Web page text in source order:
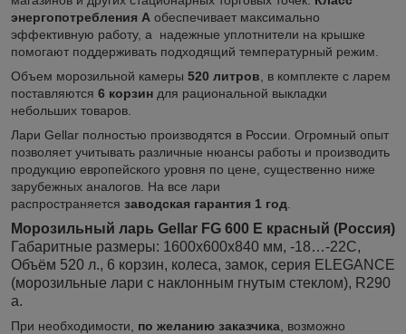
энергопотребления А обеспечивает максимально
эффективную работу, а надежные уплотнители на крышке
помогают поддерживать подходящий температурный режим.
Объем морозильной камеры 520 литров , в комплекте с ларем
поставляются 6 корзин для рациональной выкладки
небольших товаров.
Лари Gellar полностью производятся в России. Огромный опыт
позволяет учитывать различные нюансы работы и производить
продукцию европейского уровня по цене, существенно ниже
зарубежных аналогов. На все лари
распространяется заводская гарантия 1 год
Морозильный ларь Gellar FG 600 E красный (Россия)
Габаритные размеры: 1600х600х840 мм, -18…-22C,
Объём 520 л., 6 корзин, колеса, замок, серия ELEGANCE
(морозильные лари с наклонным гнутым стеклом), R290
а.
При необходимости, по желанию заказчика , возможно